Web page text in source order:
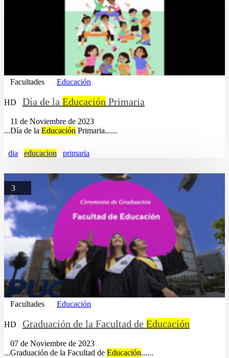
Facultades Educación
HD Día de la Educación Primaria
11 de Noviembre de 2023
...Día de la Educación Primaria......
dia educacion primaria
3
Facultades Educación
HD Graduación de la Facultad de Educación
07 de Noviembre de 2023
...Graduación de la Facultad de Educación......